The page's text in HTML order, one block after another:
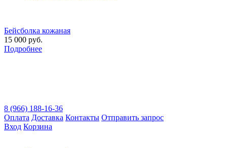
Бейсболка кожаная
15 000 руб.
Подробнее
8 (966) 188-16-36
Оплата Доставка Контакты Отправить запрос
Вход Корзина